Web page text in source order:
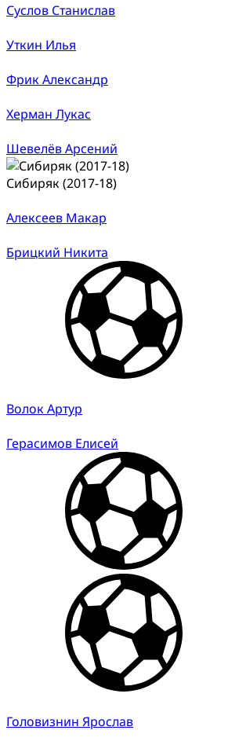
Суслов Станислав
Уткин Илья
Фрик Александр
Херман Лукас
Шевелёв Арсений
Сибиряк (2017-18)
Алексеев Макар
Брицкий Никита
Волок Артур
Герасимов Елисей
Головизнин Ярослав